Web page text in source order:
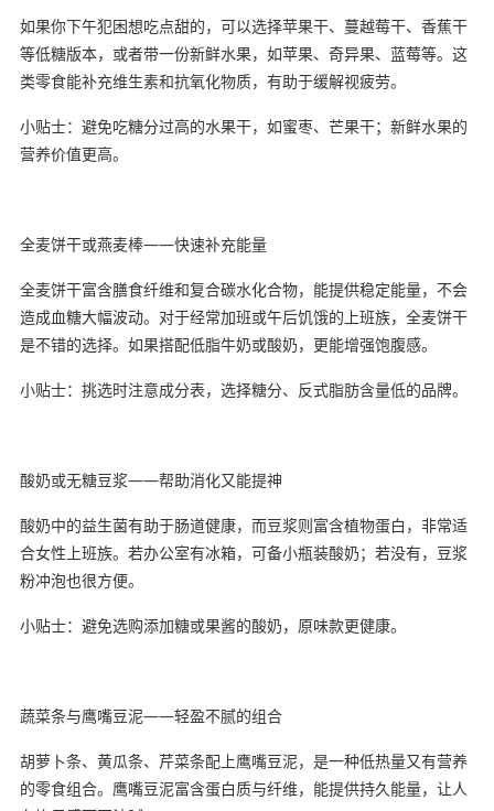
如果你下午犯困想吃点甜的，可以选择苹果干、蔓越莓干、香蕉干
等低糖版本，或者带一份新鲜水果，如苹果、奇异果、蓝莓等。这
类零食能补充维生素和抗氧化物质，有助于缓解视疲劳。
小贴士：避免吃糖分过高的水果干，如蜜枣、芒果干；新鲜水果的
营养价值更高。
全麦饼干或燕麦棒——快速补充能量
全麦饼干富含膳食纤维和复合碳水化合物，能提供稳定能量，不会
造成血糖大幅波动。对于经常加班或午后饥饿的上班族，全麦饼干
是不错的选择。如果搭配低脂牛奶或酸奶，更能增强饱腹感。
小贴士：挑选时注意成分表，选择糖分、反式脂肪含量低的品牌。
酸奶或无糖豆浆——帮助消化又能提神
酸奶中的益生菌有助于肠道健康，而豆浆则富含植物蛋白，非常适
合女性上班族。若办公室有冰箱，可备小瓶装酸奶；若没有，豆浆
粉冲泡也很方便。
小贴士：避免选购添加糖或果酱的酸奶，原味款更健康。
蔬菜条与鹰嘴豆泥——轻盈不腻的组合
胡萝卜条、黄瓜条、芹菜条配上鹰嘴豆泥，是一种低热量又有营养
的零食组合。鹰嘴豆泥富含蛋白质与纤维，能提供持久能量，让人